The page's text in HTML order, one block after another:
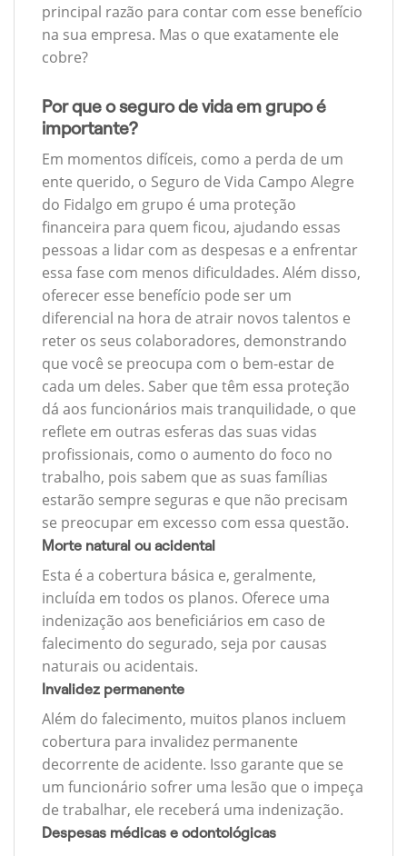
principal razão para contar com esse benefício
na sua empresa. Mas o que exatamente ele
cobre?
Por que o seguro de vida em grupo é
importante?
Em momentos difíceis, como a perda de um
ente querido, o Seguro de Vida Campo Alegre
do Fidalgo em grupo é uma proteção
financeira para quem ficou, ajudando essas
pessoas a lidar com as despesas e a enfrentar
essa fase com menos dificuldades. Além disso,
oferecer esse benefício pode ser um
diferencial na hora de atrair novos talentos e
reter os seus colaboradores, demonstrando
que você se preocupa com o bem-estar de
cada um deles. Saber que têm essa proteção
dá aos funcionários mais tranquilidade, o que
reflete em outras esferas das suas vidas
profissionais, como o aumento do foco no
trabalho, pois sabem que as suas famílias
estarão sempre seguras e que não precisam
se preocupar em excesso com essa questão.
Morte natural ou acidental
Esta é a cobertura básica e, geralmente,
incluída em todos os planos. Oferece uma
indenização aos beneficiários em caso de
falecimento do segurado, seja por causas
naturais ou acidentais.
Invalidez permanente
Além do falecimento, muitos planos incluem
cobertura para invalidez permanente
decorrente de acidente. Isso garante que se
um funcionário sofrer uma lesão que o impeça
de trabalhar, ele receberá uma indenização.
Despesas médicas e odontológicas